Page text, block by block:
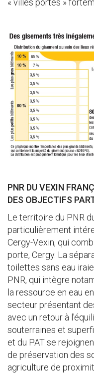
« villes portes »
PNR DU VEXIN
DES OBJECTIFS
Le territoire du PNR
particulièrement
Cergy-Vexin, qui
porte, Cergy. La
toilettes sans eau
PNR, qui intègre
la ressource en eau
secteur présentant
avec un retour à
souterraines et
et du PAT se
de préservation des
agriculture de